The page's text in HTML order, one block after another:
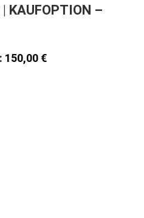
KAUFOPTION –
150,00